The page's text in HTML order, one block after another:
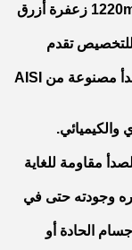
وينسكو متال 1220mmx2440mm AISI 316 316L زعفرة أزرق
تقدم
1مقاومة التآكل: الصفحة الفولاذ المقاوم للصدأ مصنوعة من AISI
مقاومة للغاية
وجودته حتى في
الحادة أو